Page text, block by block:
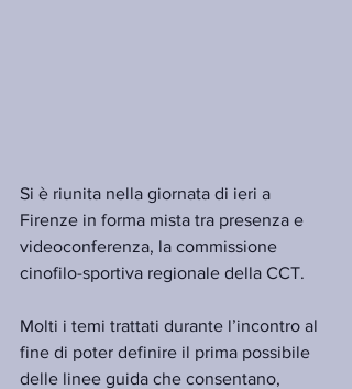
Si è riunita nella giornata di ieri a
Firenze in forma mista tra presenza e
videoconferenza, la commissione
cinofilo-sportiva regionale della CCT.
Molti i temi trattati durante l’incontro al
fine di poter definire il prima possibile
delle linee guida che consentano,